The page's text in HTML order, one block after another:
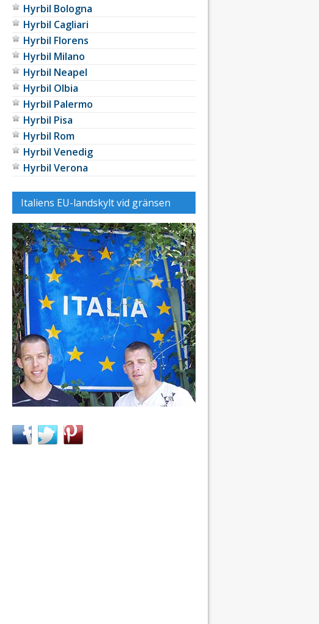
Hyrbil Bologna
Hyrbil Cagliari
Hyrbil Florens
Hyrbil Milano
Hyrbil Neapel
Hyrbil Olbia
Hyrbil Palermo
Hyrbil Pisa
Hyrbil Rom
Hyrbil Venedig
Hyrbil Verona
Italiens EU-landskylt vid gränsen